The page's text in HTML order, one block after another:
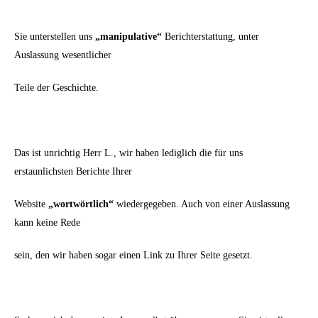
Sie unterstellen uns „manipulative“ Berichterstattung, unter
Auslassung wesentlicher
Teile der Geschichte.
Das ist unrichtig Herr L., wir haben lediglich die für uns
erstaunlichsten Berichte Ihrer
Website „wortwörtlich“ wiedergegeben. Auch von einer Auslassung
kann keine Rede
sein, den wir haben sogar einen Link zu Ihrer Seite gesetzt.